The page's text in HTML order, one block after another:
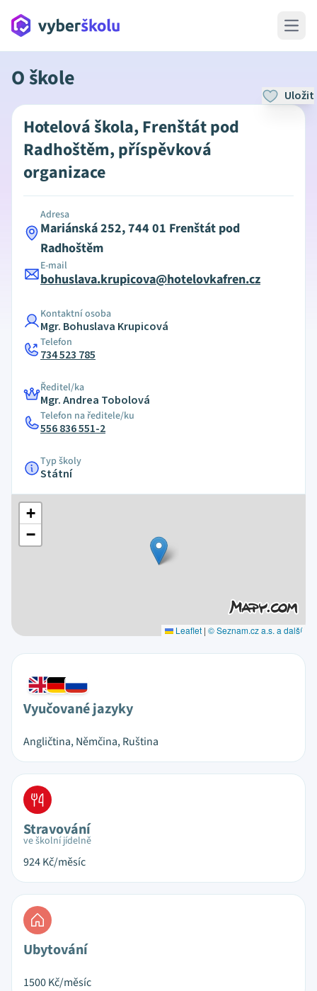
Open
O škole
Uložit
Hotelová škola, Frenštát pod
Radhoštěm, příspěvková
organizace
Adresa
Mariánská 252, 744 01 Frenštát pod
Radhoštěm
E-mail
bohuslava.krupicova@hotelovkafren.cz
Kontaktní osoba
Mgr. Bohuslava Krupicová
Telefon
734 523 785
Ředitel/ka
Mgr. Andrea Tobolová
Telefon na ředitele/ku
556 836 551-2
Typ školy
Státní
+
−
Leaflet | © Seznam.cz a.s. a další
Vyučované jazyky
Angličtina, Němčina, Ruština
Stravování
ve školní jídelně
924Kč/měsíc
Ubytování
1500Kč/měsíc